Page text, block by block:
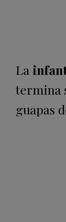
La
termina
guapas